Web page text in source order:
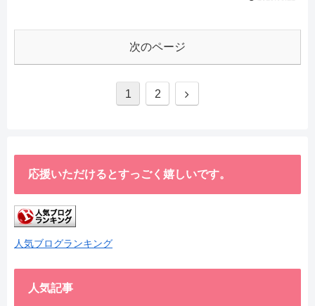
次のページ
1 2
応援いただけるとすっごく嬉しいです。
人気ブログランキング
人気記事